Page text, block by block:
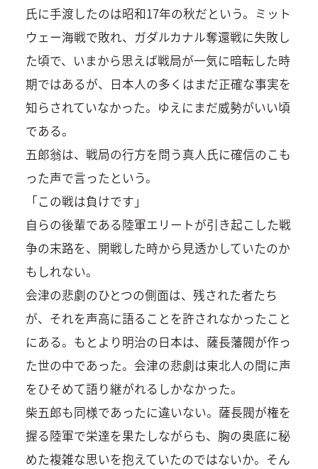
氏に手渡したのは昭和17年の秋だという。ミット
ウェー海戦で敗れ、ガダルカナル奪還戦に失敗し
た頃で、いまから思えば戦局が一気に暗転した時
期ではあるが、日本人の多くはまだ正確な事実を
知らされていなかった。ゆえにまだ威勢がいい頃
である。
五郎翁は、戦局の行方を問う真人氏に確信のこも
った声で言ったという。
「この戦は負けです」
自らの後輩である陸軍エリートが引き起こした戦
争の末路を、開戦した時から見透かしていたのか
もしれない。
会津の悲劇のひとつの側面は、残された者たち
が、それを声高に語ることを許されなかったこと
にある。もとより明治の日本は、薩長藩閥が作っ
た世の中であった。会津の悲劇は東北人の間に声
をひそめて語り継がれるしかなかった。
柴五郎も同様であったに違いない。薩長閥が権を
握る陸軍で栄達を果たしながらも、胸の奥底に秘
めた複雑な思いを抱えていたのではないか。そん